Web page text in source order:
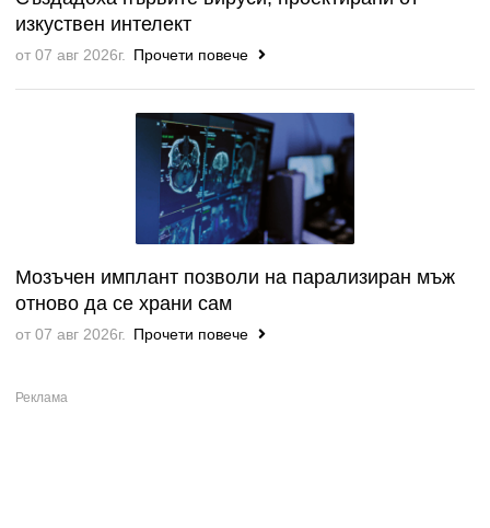
изкуствен интелект
от 07 авг 2026г. Прочети повече
Мозъчен имплант позволи на парализиран мъж
отново да се храни сам
от 07 авг 2026г. Прочети повече